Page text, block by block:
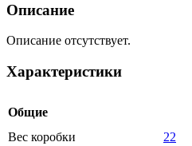
Описание
Описание отсутствует.
Характеристики
Общие
Вес коробки
22